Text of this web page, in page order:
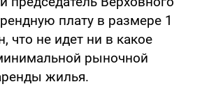
плату в размере 1
что не идет ни в какое
рыночной
жилья.